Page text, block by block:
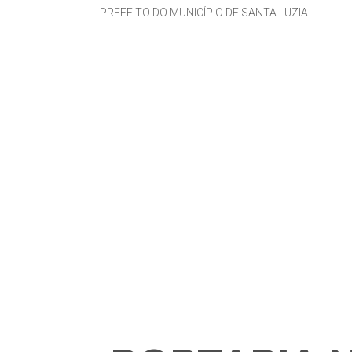
PREFEITO DO MUNICÍPIO DE SANTA LUZIA